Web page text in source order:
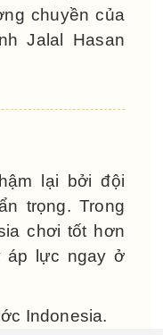
chuyền của
Jalal Hasan
lại bởi đội
trọng. Trong
chơi tốt hơn
áp lực ngay ở